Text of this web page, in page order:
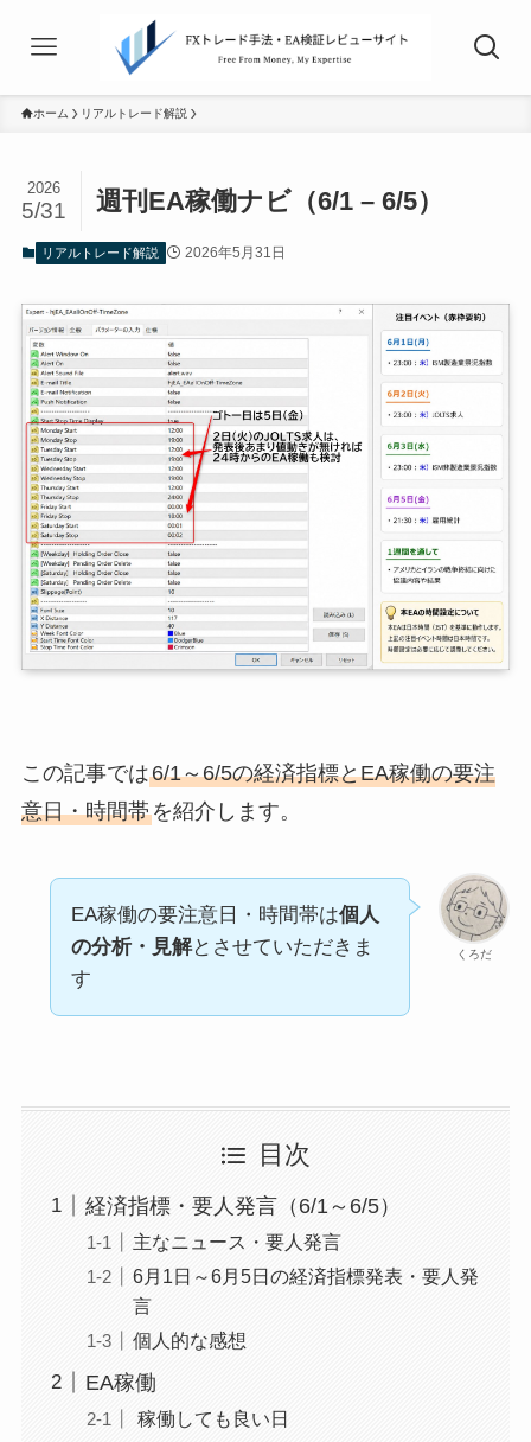
ホーム リアルトレード解説
週刊EA稼働ナビ（6/1 – 6/5）
2026
5/31
リアルトレード解説 2026年5月31日
この記事では6/1～6/5の経済指標とEA稼働の要注
意日・時間帯を紹介します。
くろだ
EA稼働の要注意日・時間帯は個人
の分析・見解とさせていただきま
す
目次
経済指標・要人発言（6/1～6/5）
主なニュース・要人発言
6月1日～6月5日の経済指標発表・要人発
言
個人的な感想
EA稼働
稼働しても良い日